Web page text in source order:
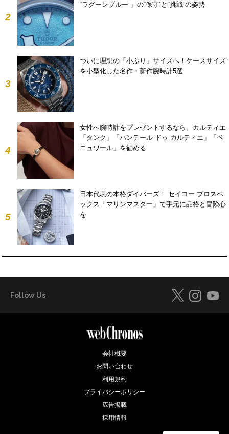
2
“ラグーンブルー”」の“保守”と“挑戦”の姿勢
3
ついに理想の「小ぶり」サイズへ！ケースサイズ
を小型化した名作・新作腕時計5選
4
女性へ腕時計をプレゼントするなら。カルティエ
「タンク」「パンテール ドゥ カルティエ」「ベ
ニュワール」を勧める
5
日本代表の本格ダイバーズ！ セイコー プロスペ
ックス「マリンマスター」で手元に品格と冒険心
を
Follow Us
会社概要
お問い合わせ
利用規約
プライバシーポリシー
広告掲載
採用情報